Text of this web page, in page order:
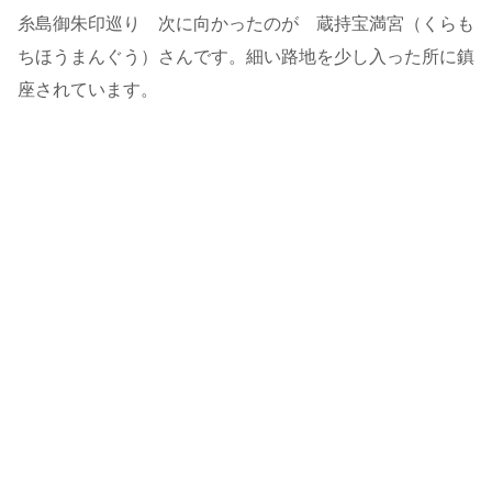
糸島御朱印巡り 次に向かったのが 蔵持宝満宮（くらも
ちほうまんぐう）さんです。細い路地を少し入った所に鎮
座されています。